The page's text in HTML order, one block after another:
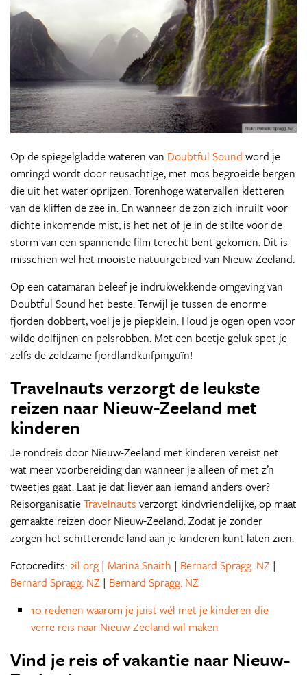
Op de spiegelgladde wateren van Doubtful Sound word je
omringd wordt door reusachtige, met mos begroeide bergen
die uit het water oprijzen. Torenhoge watervallen kletteren
van de kliffen de zee in. En wanneer de zon zich inruilt voor
dichte inkomende mist, is het net of je in de stilte voor de
storm van een spannende film terecht bent gekomen. Dit is
misschien wel het mooiste natuurgebied van Nieuw-Zeeland.
Op een catamaran beleef je indrukwekkende omgeving van
Doubtful Sound het beste. Terwijl je tussen de enorme
fjorden dobbert, voel je je piepklein. Houd je ogen open voor
wilde dolfijnen en pelsrobben. Met een beetje geluk spot je
zelfs de zeldzame fjordlandkuifpinguïn!
Travelnauts verzorgt de leukste
reizen naar Nieuw-Zeeland met
kinderen
Je rondreis door Nieuw-Zeeland met kinderen vereist net
wat meer voorbereiding dan wanneer je alleen of met z’n
tweetjes gaat. Laat je dat liever aan iemand anders over?
ReisorganisatieTravelnauts verzorgt kindvriendelijke, op maat
gemaakte reizen door Nieuw-Zeeland. Zodat je zonder
zorgen het schitterende land aan je kinderen kunt laten zien.
Fotocredits:2il org | Marina Snaith | Bernard Spragg. NZ |
Bernard Spragg. NZ | Bernard Spragg. NZ
10 redenen waarom je juist wél met je kinderen die
verre reis naar Nieuw-Zeeland wil maken
Vind je reis of vakantie naar Nieuw-